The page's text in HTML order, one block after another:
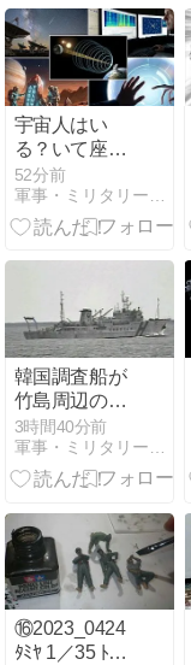
宇宙人はい
る？いて座の
方角から72秒
間捉えた強い
電波、50年間
52分前
韓国調査船が
竹島周辺の日
本EEZ内で調
査か、ワイヤ
のようなもの
議！
3時間40分前
⑯2023_0424
ﾀﾐﾔ 1／35 ﾄﾞｲﾂ